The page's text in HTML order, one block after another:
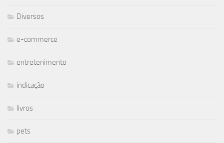
Diversos
e-commerce
entretenimento
indicação
livros
pets